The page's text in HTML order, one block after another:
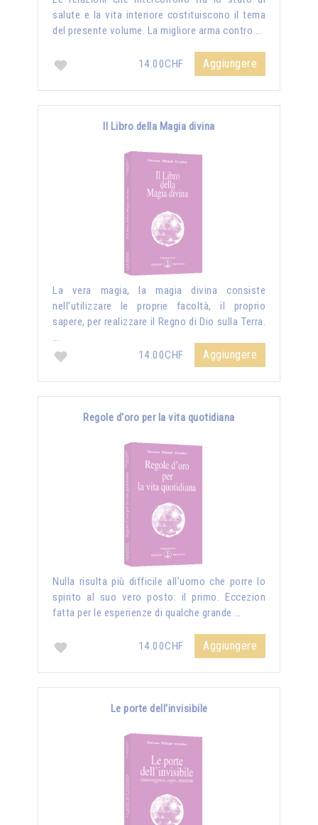
salute e la vita interiore costituiscono il tema
del presente volume. La migliore arma contro …
14.00CHF Aggiungere
Il Libro della Magia divina
La vera magia, la magia divina consiste
nell’utilizzare le proprie facoltà, il proprio
sapere, per realizzare il Regno di Dio sulla Terra.
…
14.00CHF
Aggiungere
Regole d'oro per la vita quotidiana
Nulla risulta più difficile all’uomo che porre lo
spirito al suo vero posto: il primo. Eccezion
fatta per le esperienze di qualche grande …
14.00CHF Aggiungere
Le porte dell'invisibile